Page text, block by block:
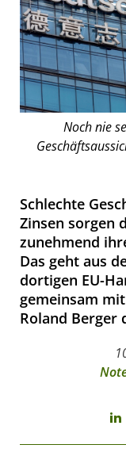
Noch nie
Schlechte
Zinsen sorgen
zunehmend
Das geht aus
dortigen EU-
gemeinsam
Roland Berger